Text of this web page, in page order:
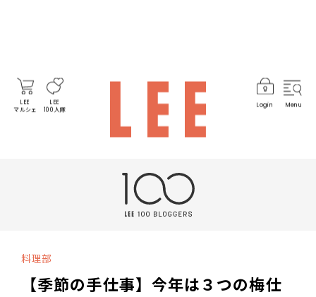
LEE
マルシェ
LEE
100人隊
Login Menu
料理部
【季節の手仕事】今年は３つの梅仕